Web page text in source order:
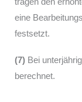
eine
festsetzt.
(7) Bei
berechnet.